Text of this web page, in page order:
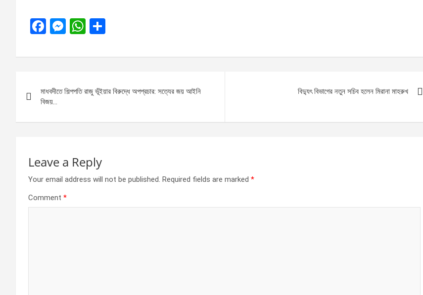
F
ce
o
o
k
M
se
g
W
at
A
p
ar
navigation
মাধবদীতে শিল্পপতি রাজু ভূঁইয়ার বিরুদ্ধে অপপ্রচার: সত্যের জয় আইনি
বিজয়…
বিদ্যুৎ বিভাগের নতুন সচিব হলেন মিরানা মাহরুখ
Leave a Reply
Your email address will not be published. Required fields are marked *
Comment *